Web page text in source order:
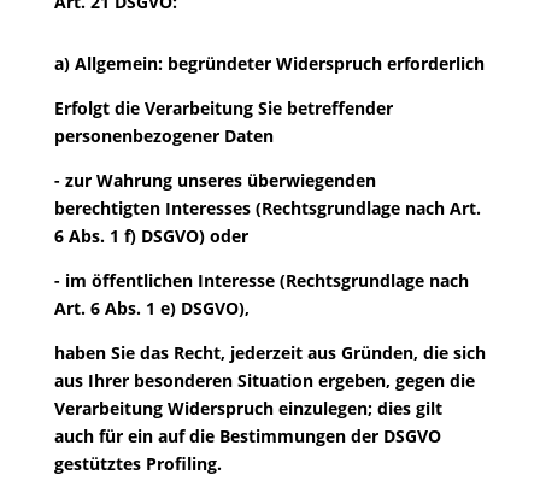
a) Allgemein: begründeter Widerspruch erforderlich
Erfolgt die Verarbeitung Sie betreffender
personenbezogener Daten
- zur Wahrung unseres überwiegenden
berechtigten Interesses (Rechtsgrundlage nach Art.
6 Abs. 1 f) DSGVO) oder
- im öffentlichen Interesse (Rechtsgrundlage nach
Art. 6 Abs. 1 e) DSGVO),
haben Sie das Recht, jederzeit aus Gründen, die sich
aus Ihrer besonderen Situation ergeben, gegen die
Verarbeitung Widerspruch einzulegen; dies gilt
auch für ein auf die Bestimmungen der DSGVO
gestütztes Profiling.